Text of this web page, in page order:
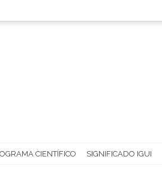
CIENTÍFICO SIGNIFICADO IGUI